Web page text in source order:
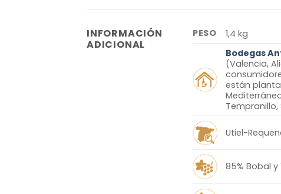
INFORMACIÓN
ADICIONAL
PESO
1,4 kg
Bodegas
(Valencia,
están
Tempranillo,
Utiel-
85% Bobal y